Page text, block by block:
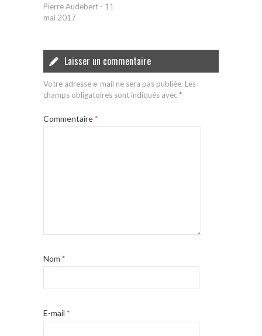
Pierre Audebert - 11
mai 2017
Laisser un commentaire
Votre adresse e-mail ne sera pas publiée. Les
champs obligatoires sont indiqués avec*
Commentaire*
Nom *
E-mail *